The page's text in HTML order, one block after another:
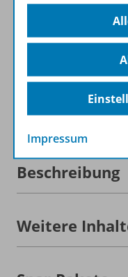
Informationen
Beschreibung
Weitere
Impressum